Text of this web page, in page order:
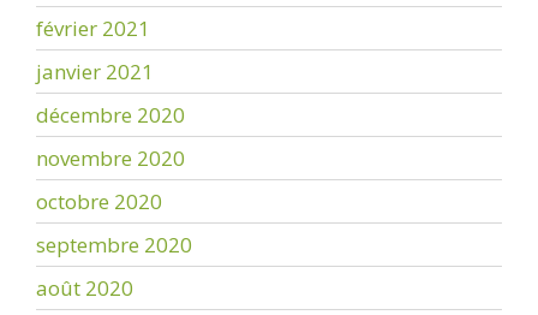
février 2021
janvier 2021
décembre 2020
novembre 2020
octobre 2020
septembre 2020
août 2020